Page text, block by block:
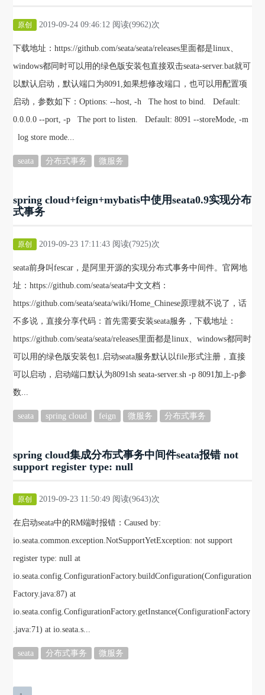
原创 2019-09-24 09:46:12 阅读(9962)次
下载地址：https://github.com/seata/seata/releases里面都是linux、
windows都同时可以用的绿色版安装包直接双击seata-server.bat就可
以默认启动，默认端口为8091,如果想修改端口，也可以用配置项
启动，参数如下：Options: --host, -h The host to bind. Default:
0.0.0.0 --port, -p The port to listen. Default: 8091 --storeMode, -m
log store mode...
seata 分布式事务 微服务
spring cloud+feign+mybatis中使用seata0.9实现分布
式事务
原创 2019-09-23 17:11:43 阅读(7925)次
seata前身叫fescar，是阿里开源的实现分布式事务中间件。官网地
址：https://github.com/seata/seata中文文档：
https://github.com/seata/seata/wiki/Home_Chinese原理就不说了，话
不多说，直接分享代码：首先需要安装seata服务，下载地址：
https://github.com/seata/seata/releases里面都是linux、windows都同时
可以用的绿色版安装包1.启动seata服务默认以file形式注册，直接
可以启动，启动端口默认为8091sh seata-server.sh -p 8091加上-p参
数...
seata spring cloud feign 微服务 分布式事务
spring cloud集成分布式事务中间件seata报错 not
support register type: null
原创 2019-09-23 11:50:49 阅读(9643)次
在启动seata中的RM端时报错：Caused by:
io.seata.common.exception.NotSupportYetException: not support
register type: null at
io.seata.config.ConfigurationFactory.buildConfiguration(Configuration
Factory.java:87) at
io.seata.config.ConfigurationFactory.getInstance(ConfigurationFactory
.java:71) at io.seata.s...
seata 分布式事务 微服务